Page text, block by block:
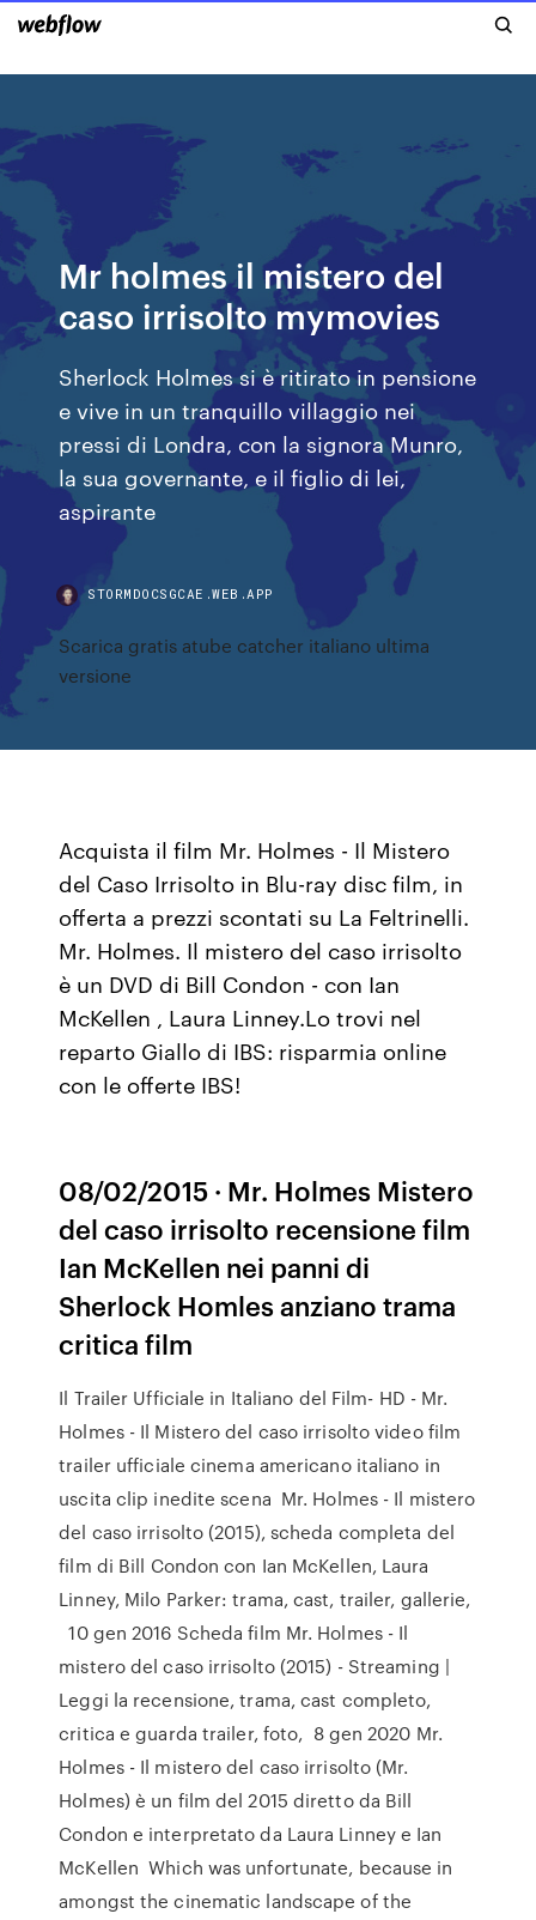
Mr holmes il mistero del
caso irrisolto mymovies
Sherlock Holmes si è ritirato in pensione
e vive in un tranquillo villaggio nei
pressi di Londra, con la signora Munro,
la sua governante, e il figlio di lei,
aspirante
STORMDOCSGCAE.WEB.APP
Scarica gratis atube catcher italiano ultima
versione
Acquista il film Mr. Holmes - Il Mistero
del Caso Irrisolto in Blu-ray disc film, in
offerta a prezzi scontati su La Feltrinelli.
Mr. Holmes. Il mistero del caso irrisolto
è un DVD di Bill Condon - con Ian
McKellen , Laura Linney.Lo trovi nel
reparto Giallo di IBS: risparmia online
con le offerte IBS!
08/02/2015 · Mr. Holmes Mistero
del caso irrisolto recensione film
Ian McKellen nei panni di
Sherlock Homles anziano trama
critica film
Il Trailer Ufficiale in Italiano del Film- HD - Mr.
Holmes - Il Mistero del caso irrisolto video film
trailer ufficiale cinema americano italiano in
uscita clip inedite scena Mr. Holmes - Il mistero
del caso irrisolto (2015), scheda completa del
film di Bill Condon con Ian McKellen, Laura
Linney, Milo Parker: trama, cast, trailer, gallerie,
10 gen 2016 Scheda film Mr. Holmes - Il
mistero del caso irrisolto (2015) - Streaming |
Leggi la recensione, trama, cast completo,
critica e guarda trailer, foto, 8 gen 2020 Mr.
Holmes - Il mistero del caso irrisolto (Mr.
Holmes) è un film del 2015 diretto da Bill
Condon e interpretato da Laura Linney e Ian
McKellen Which was unfortunate, because in
amongst the cinematic landscape of the